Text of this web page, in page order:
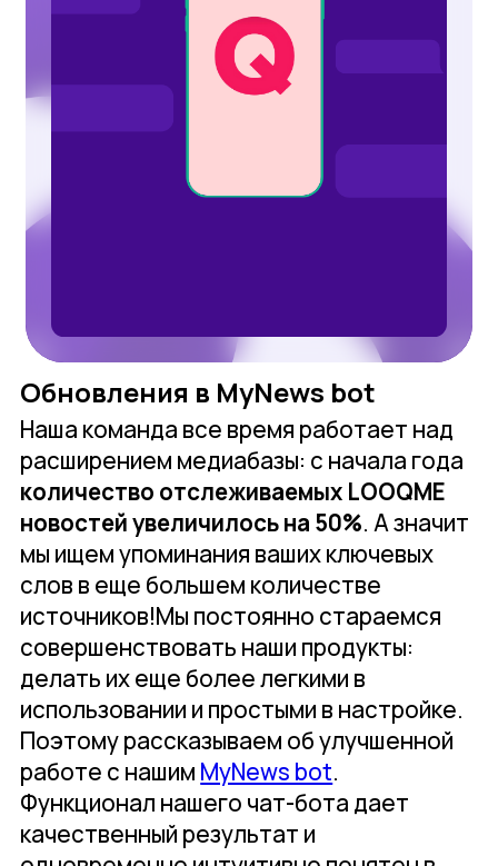
Обновления в MyNews bot
Наша команда все время работает над
расширением медиабазы: с начала года
количество отслеживаемых LOOQME
новостей увеличилось на 50%. А значит
мы ищем упоминания ваших ключевых
слов в еще большем количестве
источников!Мы постоянно стараемся
совершенствовать наши продукты:
делать их еще более легкими в
использовании и простыми в настройке.
Поэтому рассказываем об улучшенной
работе с нашим MyNews bot.
Функционал нашего чат-бота дает
качественный результат и